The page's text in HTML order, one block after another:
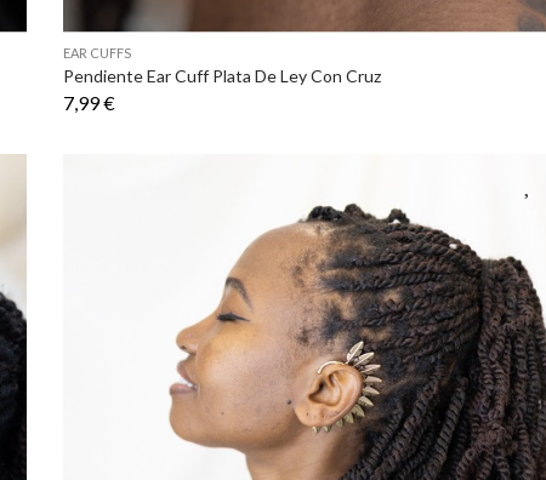
EAR CUFFS
Pendiente Ear Cuff Plata De Ley Con Cruz
7,99 €